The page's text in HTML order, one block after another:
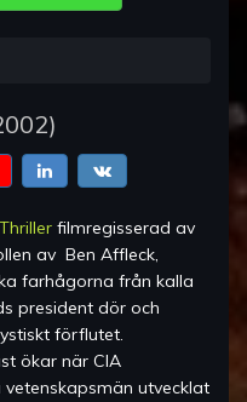
)
Thriller filmregisserad av
av Ben Affleck,
farhågorna från kalla
president dör och
förflutet.
ökar när CIA
utvecklat